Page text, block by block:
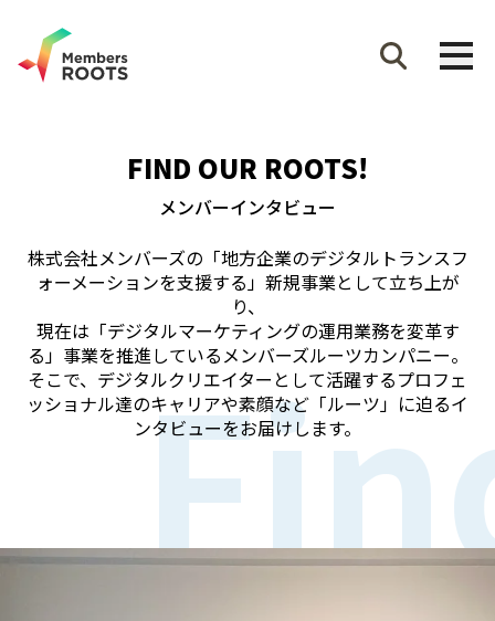
FIND OUR ROOTS!
メンバーインタビュー
株式会社メンバーズの「地方企業のデジタルトランスフ
ォーメーションを支援する」新規事業として立ち上が
り、
現在は「デジタルマーケティングの運用業務を変革す
る」事業を推進しているメンバーズルーツカンパニー。
そこで、デジタルクリエイターとして活躍するプロフェ
ッショナル達のキャリアや素顔など「ルーツ」に迫るイ
ンタビューをお届けします。